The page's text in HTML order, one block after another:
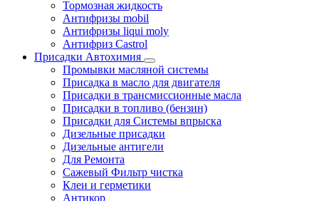
Тормозная жидкость
Антифризы mobil
Антифризы liqui moly
Антифриз Castrol
Присадки Автохимия
Промывки масляной системы
Присадка в масло для двигателя
Присадки в трансмиссионные масла
Присадки в топливо (бензин)
Присадки для Системы впрыска
Дизельные присадки
Дизельные антигели
Для Ремонта
Сажевый Фильтр чистка
Клеи и герметики
Антикор